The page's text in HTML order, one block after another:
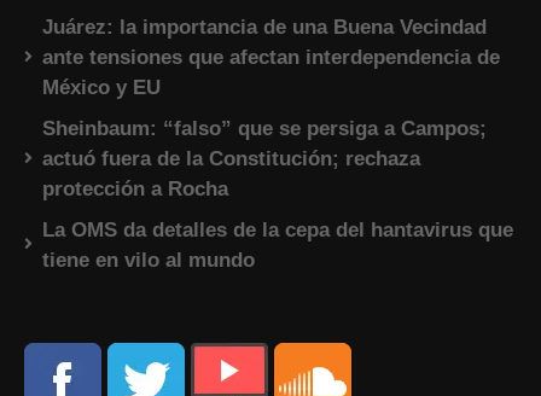
Juárez: la importancia de una Buena Vecindad
ante tensiones que afectan interdependencia de
México y EU
Sheinbaum: “falso” que se persiga a Campos;
actuó fuera de la Constitución; rechaza
protección a Rocha
La OMS da detalles de la cepa del hantavirus que
tiene en vilo al mundo